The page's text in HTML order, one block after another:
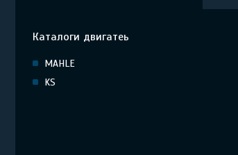
Каталоги двигатеь
MAHLE
KS